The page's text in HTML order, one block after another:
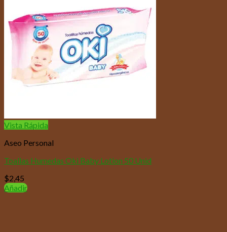
Vista Rápida
Aseo Personal
Toallas Humedas Oki Baby Lotion 50 Unid
$2,45
Añadir